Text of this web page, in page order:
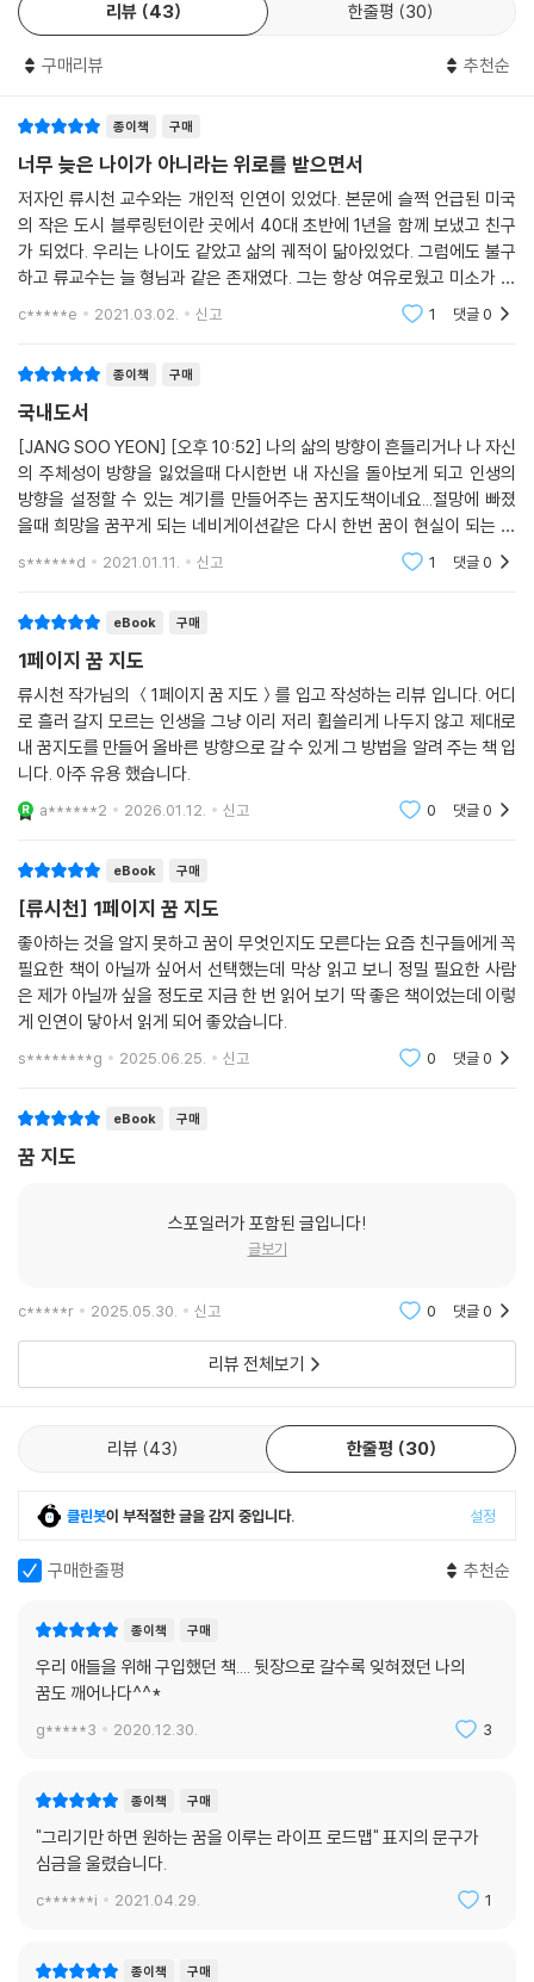
가 하나로 연결된 도미노 블록과도 같다. 현재라는 스타터 블록이 미래의
로 만들어 넣는다. 중간에 놓인 블록들은 현재가 출발하면 꿈을 자동으로
연상하면 미래-현재 또 현재-미래가 유기적으로 만나는 ‘꿈지도’를 만들
수 있다.
저자는 ‘꿈지도’를 그리는 도구로 피시본 다이어그램을 추천하고 있다. 물
고기 골격 모양을 닮아 붙여진 이름인데, 머리, 꼬리, 척추, 등뼈 가시, 배
가시 이미지를 활용해서 그리면 된다. 물고기 꼬리가 현 시점이고, 머리가
꿈이다. 시간의 흐름은 척추에 해당하며, 목표는 척추에 연결된 등뼈 가시,
그리고 목표를 이루고 원하는 것을 적은 내용은 배 가시에 그려 넣으면 마
꿈은 어린아이만 꾸는 것이 아니다. 누구나 꿈을 꿀 수 있다. 저자는 각계각
층의 사람들에게 ‘꿈지도’를 그리는 방법과 꿈이 우리에게 주는 힘에 대해
강연해오고 있다. 수많은 강연을 통해서 ‘꿈지도’를 직접 그린 사람들은 그
효과를 누릴 수 있었다고 후기를 전한다. 책의 사례들은 강연에서 직접 그
려준 사람들의 ‘꿈지도’를 각색하여 실은 것이다.
인생의 첫 꿈을 발견해야 하는 10대, 홀로서기를 준비하며 자신의 꿈을 향
해 첫발을 내딛어야 하는 20대, 현실에 매몰되어 자신의 꿈이 무엇인지조
는 장년 등. 누구나 쉽고 빠르게 그릴 수 있는 ‘꿈지도’는 코로나와 경제불
황으로 야기된 불안한 시대를 이겨내고 꿈을 이룰 수 있는 원동력이 되어
줄 것이다.
귀찮은 건 싫지만 꿈은 이루고 싶은 ‘나’를 위한 인생 처방전
_어제보다 나은 내일을 위한 1페이지 꿈 지도 프로젝트
그렇다면 어떻게 꿈을 이룰 수 있을까? 상상만으로는 절대 꿈을 성취해낼
시켜야 한다. 너무 어렵다고? 절대 어렵지 않다. ‘꿈지도’를 일단 한번 그리
고 들고 다니면 된다.
저자는 불교 신자가 염주를 가지고 다니듯, 기독교 신자가 십자가 목걸이
를 목에 걸로 다니듯이 꿈을 이루고 싶다면 누구나 ‘꿈지도’를 그려서 휴대
폰이든 실물이든 몸에 지니고 다녀야 한다고 말한다. 볼 수 없는 과녁은 절
대로 맞힐 수 없다. ‘꿈지도’를 만들어 펼쳐놓으면 길이 보이고 삶을 올바른
방향으로 끌고 갈 수 있다. 우리가 올바른 길이 아닌 쉬운 길이라는 함정에
위해 이보다 더 좋은 방법은 없다.
이 책은 ‘꿈지도’가 가지고 있는 다섯 가지 힘에 대해서 자세히 이야기하고
있다. 첫째, 자기 삶의 주인공이 될 수 있다. 막연하게 머릿속에서 꿈을 담
방향을 확실히 정하면 자기 삶의 주인이 될 조건을 갖춘 셈이다.
둘째, 미래의 삶을 현실과 마주하도록 만들 수 있다. 단순히 날마다 열심히
이루어야 할 세부 목표를 세울 수 있게 된다. 먼 훗날의 꿈이 오늘날의 내
셋째, 두려움 없이 목표에 다가갈 수 있다. 최종 꿈을 위한 작은 목표들을
세우고 이를 실행에 옮겨 달성하다 보면 ‘목표 가속화 효과’가 생긴다. 두려
움 없이 꿈을 향한 여정을 시작할 수 있게 된다.
넷째, 수월하게 열정을 지속시킬 수 있다. 인생을 멀리 내다보면서 삶의 실
체적 목표인 꿈을 설정하고 그 중간에 놓인 목표들을 이루는 시간 간격을
등비감소수열로 구획하면 자신감을 키울 수 있다.
다섯째, ‘꿈지도’를 가지고 있으면 현재와 미래를 연결할 수 있다. 꿈을 성
취하지 못하는 사람들은 늘 현재와 미래를 구분하고 오늘의 성공을 내일로
영향을 주는 에너지로 활용하지 못하는 것이다. 그러나 꿈을 이루는 사람
실제로 이미 많은 사람이 저자의 꿈 지도 프로젝트를 통해 자신의 꿈을 찾
았으며, 꿈을 이루기 위해 노력하고 있다. 뒤틀리고 어긋났던 일상의 모습
을 되잡고, 더불어 삶에 대한 확신을 품은 채로 인생을 원하는 방향으로 끌
지루하지도 않다. 아무도 가르쳐주지 않았지만 누구나 할 수 있다. 1페이지
리뷰 43 한줄평 30
구매리뷰 추천순
종이책 구매
너무 늦은 나이가 아니라는 위로를 받으면서
저자인 류시천 교수와는 개인적 인연이 있었다. 본문에 슬쩍 언급된 미국
의 작은 도시 블루링턴이란 곳에서 40대 초반에 1년을 함께 보냈고 친구
가 되었다. 우리는 나이도 같았고 삶의 궤적이 닮아있었다. 그럼에도 불구
하고 류교수는 늘 형님과 같은 존재였다. 그는 항상 여유로웠고 미소가 끊
이지 않았고 당시에도 즐거운 농담 속에서도 되새길 만한 멘트를 주곤 했
c*****e 2021.03.02. 신고 1 댓글0
종이책 구매
국내도서
[JANG SOO YEON] [오후 10:52] 나의 삶의 방향이 흔들리거나 나 자신
의 주체성이 방향을 잃었을때 다시한번 내 자신을 돌아보게 되고 인생의
방향을 설정할 수 있는 계기를 만들어주는 꿈지도책이네요...절망에 빠졌
을때 희망을 꿈꾸게 되는 네비게이션같은 다시 한번 꿈이 현실이 되는 그
날을 위해서
s******d 2021.01.11. 신고 1 댓글0
eBook 구매
1페이지 꿈 지도
류시천 작가님의 ＜1페이지 꿈 지도＞를 입고 작성하는 리뷰 입니다. 어디
로 흘러 갈지 모르는 인생을 그냥 이리 저리 휩쓸리게 나두지 않고 제대로
내 꿈지도를 만들어 올바른 방향으로 갈 수 있게 그 방법을 알려 주는 책 입
니다. 아주 유용 했습니다.
a******2 2026.01.12. 신고 0 댓글0
eBook 구매
[류시천] 1페이지 꿈 지도
좋아하는 것을 알지 못하고 꿈이 무엇인지도 모른다는 요즘 친구들에게 꼭
필요한 책이 아닐까 싶어서 선택했는데 막상 읽고 보니 정밀 필요한 사람
은 제가 아닐까 싶을 정도로 지금 한 번 읽어 보기 딱 좋은 책이었는데 이렇
게 인연이 닿아서 읽게 되어 좋았습니다.
s********g 2025.06.25. 신고 0 댓글0
eBook 구매
꿈 지도
스포일러가 포함된 글입니다!
글보기
c*****r 2025.05.30. 신고 0 댓글0
리뷰 전체보기
리뷰 43 한줄평 30
클린봇이 부적절한 글을 감지 중입니다. 설정
구매한줄평 추천순
종이책 구매
우리 애들을 위해 구입했던 책.... 뒷장으로 갈수록 잊혀졌던 나의
꿈도 깨어나다^^*
g*****3 2020.12.30. 3
종이책 구매
"그리기만 하면 원하는 꿈을 이루는 라이프 로드맵" 표지의 문구가
심금을 울렸습니다.
c******i 2021.04.29. 1
종이책 구매